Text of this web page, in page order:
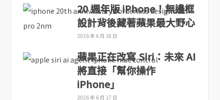
20 週年版 iPhone！無邊框
設計背後藏著蘋果最大野心
2026 年 6 月 18 日
蘋果正在改寫 Siri：未來 AI
將直接「幫你操作
iPhone」
2026 年 6 月 17 日